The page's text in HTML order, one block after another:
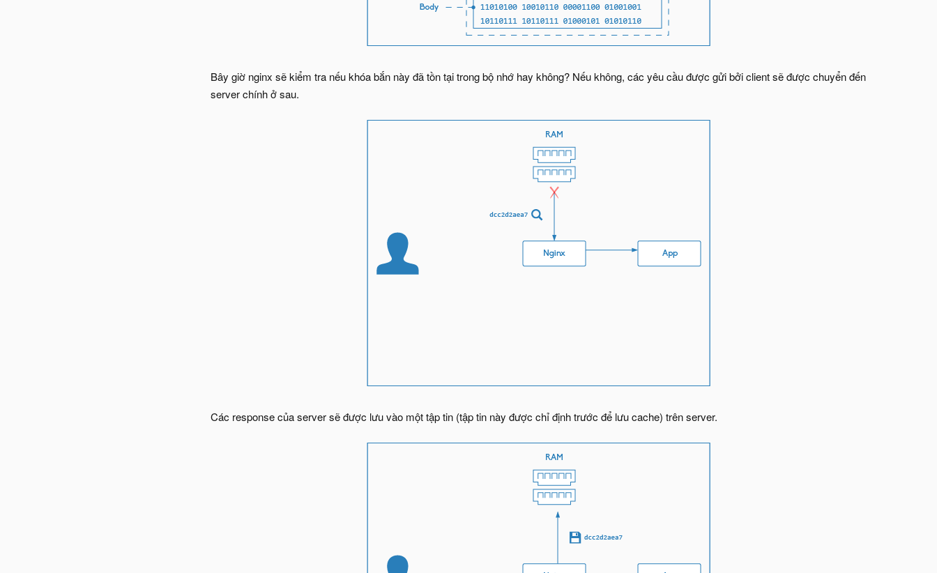
Bây giờ nginx sẽ kiểm tra nếu khóa bắn này đã tồn tại trong bộ nhớ hay không? Nếu không, các yêu cầu được gửi bởi client sẽ được chuyển đến
server chính ở sau.
Các response của server sẽ được lưu vào một tập tin (tập tin này được chỉ định trước để lưu cache) trên server.